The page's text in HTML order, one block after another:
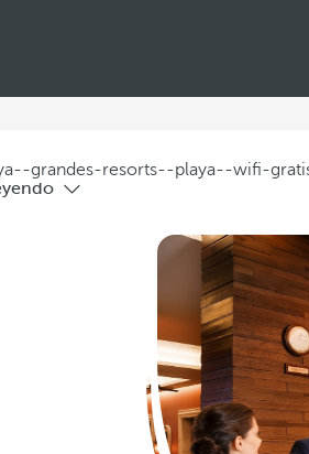
grandes-resorts--playa--wifi-
en